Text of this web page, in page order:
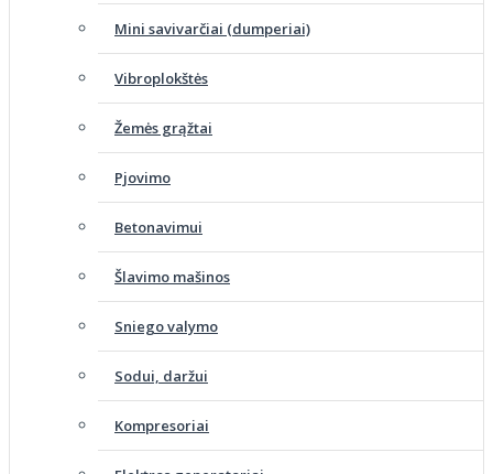
Mini savivarčiai (dumperiai)
Vibroplokštės
Žemės grąžtai
Pjovimo
Betonavimui
Šlavimo mašinos
Sniego valymo
Sodui, daržui
Kompresoriai